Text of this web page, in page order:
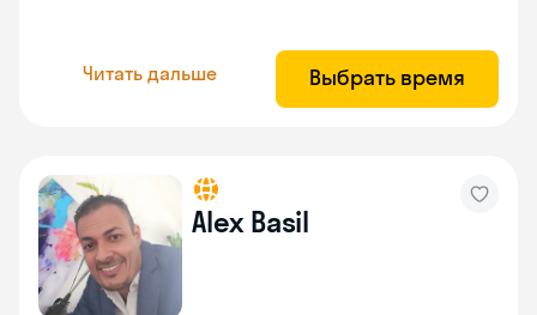
Читать дальше Выбрать время
Alex Basil